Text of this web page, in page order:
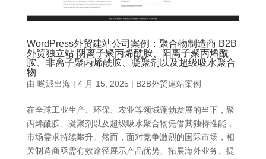
WordPress外贸建站公司案例：聚合物制造商 B2B
外贸独立站 阴离子聚丙烯酰胺、阳离子聚丙烯酰
胺、非离子聚丙烯酰胺、凝聚剂以及超级吸水聚合
物
由 哟派出海| 4 月 15, 2025 | B2B外贸建站案例
在全球工业生产、环保、农业等领域蓬勃发展的当下，聚
丙烯酰胺、凝聚剂以及超级吸水聚合物凭借其独特性能，
市场需求持续攀升。然而，面对竞争激烈的国际市场，相
关制造商亟需有效途径展示产品优势、拓展海外业务、提